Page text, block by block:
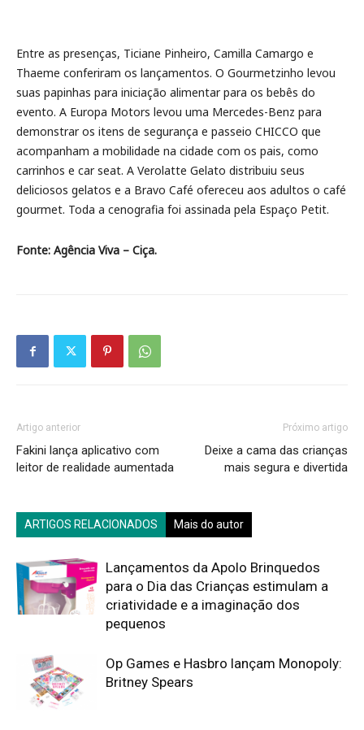
Entre as presenças, Ticiane Pinheiro, Camilla Camargo e
Thaeme conferiram os lançamentos. O Gourmetzinho levou
suas papinhas para iniciação alimentar para os bebês do
evento. A Europa Motors levou uma Mercedes-Benz para
demonstrar os itens de segurança e passeio CHICCO que
acompanham a mobilidade na cidade com os pais, como
carrinhos e car seat. A Verolatte Gelato distribuiu seus
deliciosos gelatos e a Bravo Café ofereceu aos adultos o café
gourmet. Toda a cenografia foi assinada pela Espaço Petit.
Fonte: Agência Viva – Ciça.
Artigo anterior
Fakini lança aplicativo com
leitor de realidade aumentada
Próximo artigo
Deixe a cama das crianças
mais segura e divertida
ARTIGOS RELACIONADOS Mais do autor
Lançamentos da Apolo Brinquedos
para o Dia das Crianças estimulam a
criatividade e a imaginação dos
pequenos
Op Games e Hasbro lançam Monopoly:
Britney Spears